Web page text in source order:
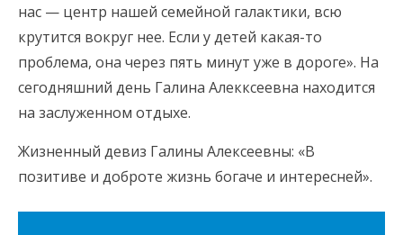
нас — центр нашей семейной галактики, всю
крутится вокруг нее. Если у детей какая-то
проблема, она через пять минут уже в дороге». На
сегодняшний день Галина Алекксеевна находится
на заслуженном отдыхе.
Жизненный девиз Галины Алексеевны: «В
позитиве и доброте жизнь богаче и интересней».